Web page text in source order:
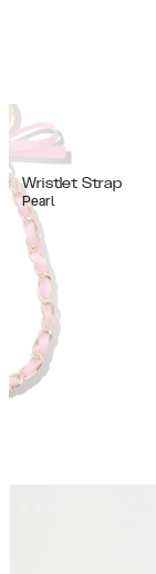
Wristlet Strap
Pearl